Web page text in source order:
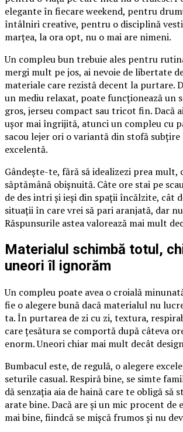
elegante în fiecare weekend, pentru
întâlniri creative, pentru o disciplină
marțea, la ora opt, nu o mai are nimeni.
Un compleu bun trebuie ales pentru
mergi mult pe jos, ai nevoie de libertate
materiale care rezistă decent la purtare.
un mediu relaxat, poate funcționează un
gros, jerseu compact sau tricot fin. Dacă
ușor mai îngrijită, atunci un compleu cu
sacou lejer ori o variantă din stofă
excelentă.
Gândește-te, fără să idealizezi prea mult,
săptămână obișnuită. Câte ore stai pe
de des intri și ieși din spații încălzite, cât
situații în care vrei să pari aranjată, dar
Răspunsurile astea valorează mai mult
Materialul schimbă totul,
uneori îl ignorăm
Un compleu poate avea o croială
fie o alegere bună dacă materialul nu
ta. În purtarea de zi cu zi, textura,
care țesătura se comportă după câteva
enorm. Uneori chiar mai mult decât
Bumbacul este, de regulă, o alegere
seturile casual. Respiră bine, se simte
dă senzația aia de haină care te obligă să
arate bine. Dacă are și un mic procent de
mai bine, fiindcă se mișcă frumos și nu